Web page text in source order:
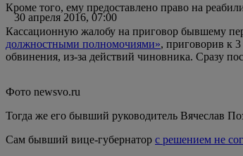
30 апреля 2016, 07:00
Кроме того, ему предоставлено право на
Кассационную жалобу на приговор бывшему
должностными полномочиями», приговорив к
обвинения, из-за действий чиновника. Сразу
Фото newsvo.ru
Тогда же его бывший руководитель Вячеслав
Сам бывший вице-губернатор с решением не